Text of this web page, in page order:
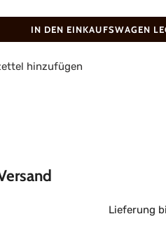
IN DEN EINKAUFSWAGEN
hinzufügen
Lieferung